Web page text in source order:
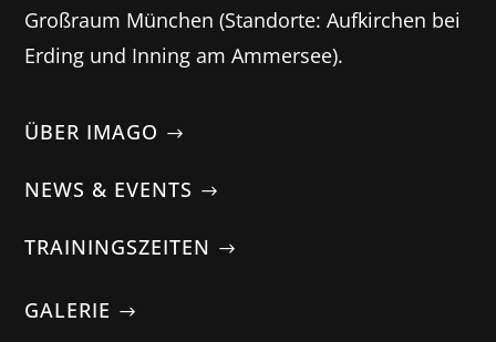
Großraum München (Standorte: Aufkirchen bei
Erding und Inning am Ammersee).
ÜBER IMAGO
NEWS & EVENTS
TRAININGSZEITEN
GALERIE